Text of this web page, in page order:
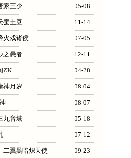
家三少 05-08
蚕土豆 11-14
火戏诸侯 07-05
之愚者 12-11
ZK 04-28
神月岁 08-04
08-07
九音域 05-18
07-12
二翼黑暗炽天使 09-23